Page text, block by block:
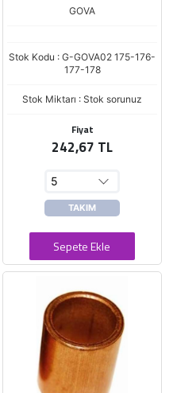
GOVA
Stok Kodu : G-GOVA02 175-176-
177-178
Stok Miktarı : Stok sorunuz
Fiyat
242,67 TL
TAKIM
Sepete Ekle